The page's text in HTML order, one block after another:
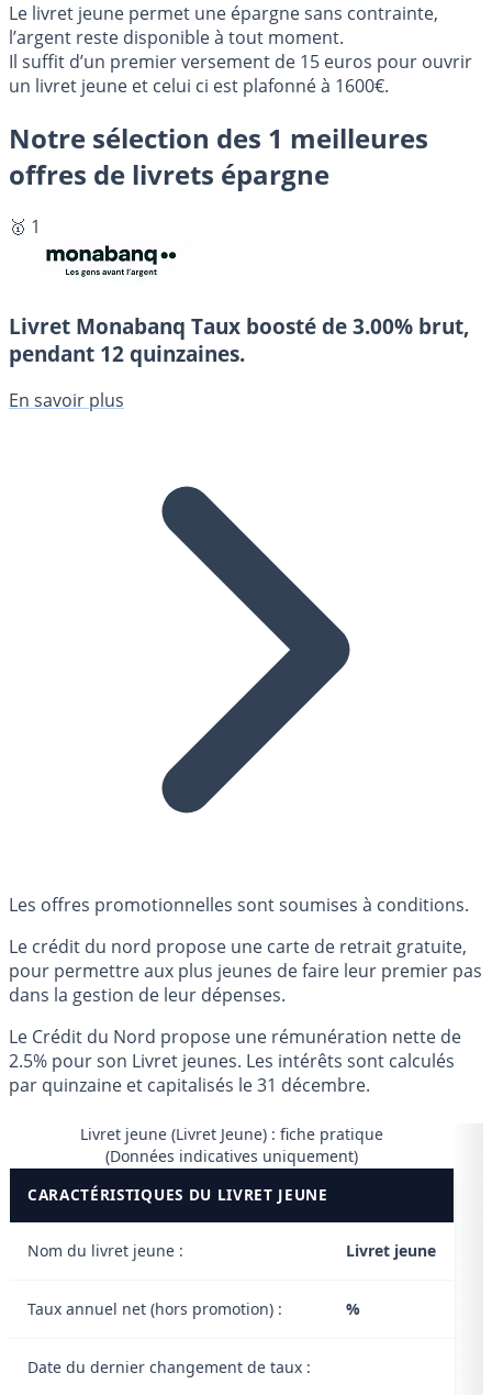
Le livret jeune permet une épargne sans contrainte,
l’argent reste disponible à tout moment.
Il suffit d’un premier versement de 15 euros pour ouvrir
un livret jeune et celui ci est plafonné à 1600€.
Notre sélection des 1 meilleures
offres de livrets épargne
🥇 1
Livret Monabanq Taux boosté de 3.00% brut,
pendant 12 quinzaines.
En savoir plus
Les offres promotionnelles sont soumises à conditions.
Le crédit du nord propose une carte de retrait gratuite,
pour permettre aux plus jeunes de faire leur premier pas
dans la gestion de leur dépenses.
Le Crédit du Nord propose une rémunération nette de
2.5% pour son Livret jeunes. Les intérêts sont calculés
par quinzaine et capitalisés le 31 décembre.
Livret jeune (Livret Jeune) : fiche pratique
(Données indicatives uniquement)
CARACTÉRISTIQUES DU LIVRET JEUNE
Nom du livret jeune : Livret jeune
Taux annuel net (hors promotion) : %
Date du dernier changement de taux :